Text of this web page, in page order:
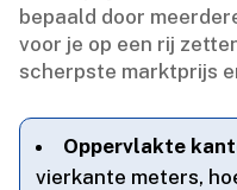
bepaald door
voor je op een rij
scherpste marktprijs
Oppervlakte
vierkante meters,